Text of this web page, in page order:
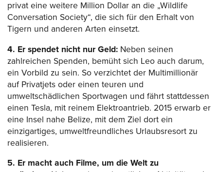
privat eine weitere Million Dollar an die „Wildlife
Conversation Society“, die sich für den Erhalt von
Tigern und anderen Arten einsetzt.
4. Er spendet nicht nur Geld: Neben seinen
zahlreichen Spenden, bemüht sich Leo auch darum,
ein Vorbild zu sein. So verzichtet der Multimillionär
auf Privatjets oder einen teuren und
umweltschädlichen Sportwagen und fährt stattdessen
einen Tesla, mit reinem Elektroantrieb. 2015 erwarb er
eine Insel nahe Belize, mit dem Ziel dort ein
einzigartiges, umweltfreundliches Urlaubsresort zu
realisieren.
5. Er macht auch Filme, um die Welt zu